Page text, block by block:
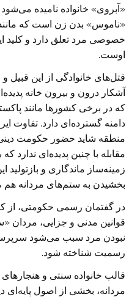
«آبروی» خانواده نامیده
«ناموس» بدن زن است که
خصوصی مرد تعلق دارد و کلید
اوست.
قتل‌های خانوادگی از این قبیل
آشکار درون و بیرون خانه
که در برخی کشورها مانند
دامنه گسترده‌ای دارد. تفاوت
منطقه شاید حضور حکومت دینی
مقابله با چنین پدیده‌ای ندارد
زمینه‌ساز ماندگاری و
بخشیدن به ستم‌های مردانه
در گفتمان رسمی حکومتی، از
قوانین مدنی و جزایی، مردان
نبودن مرد سبب می‌شود
رسمیت شناخته شود.
قالب خانواده سنتی و
مردانه، بخشی از اصول